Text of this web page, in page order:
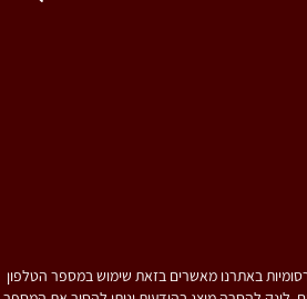
באתרנו מאשרים בזאת שימוש במספר הטלפון